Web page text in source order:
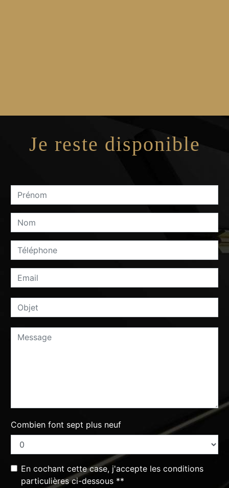
Je reste disponible
Combien font sept plus neuf
En cochant cette case, j'accepte les conditions
particulières ci-dessous **